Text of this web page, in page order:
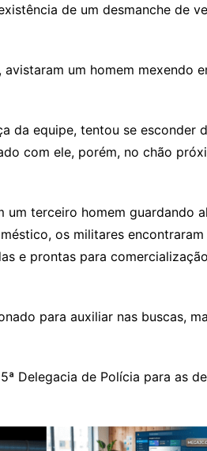
de um desmanche de
um homem mexendo
da equipe, tentou se esconder
com ele, porém, no chão
terceiro homem guardando
os militares
e prontas para
para auxiliar nas buscas,
Delegacia de Polícia para as